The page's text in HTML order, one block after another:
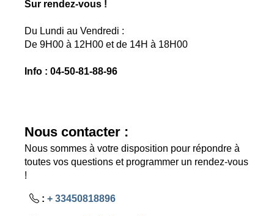
Sur rendez-vous !
Du Lundi au Vendredi :
De 9H00 à 12H00 et de 14H à 18H00
Info : 04-50-81-88-96
Nous contacter :
Nous sommes à votre disposition pour répondre à
toutes vos questions et programmer un rendez-vous
!
: + 33450818896